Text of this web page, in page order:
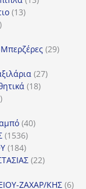
1313
1
2929
2727
1818
4040
15361536
προϊόντα
184184
προϊόντα
2222
ΖΑΧΑΡ/ΚΗΣ 66